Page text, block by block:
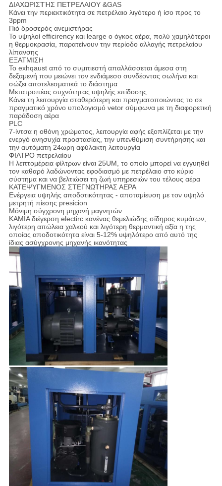
ΔΙΑΧΩΡΙΣΤΉΣ ΠΕΤΡΕΛΑΙΟΥ &GAS
Κάνει την περιεκτικότητα σε πετρέλαιο λιγότερο ή ίσο προς το
3ppm
Πιό δροσερός ανεμιστήρας
Το υψηλοί efficirency και learge ο όγκος αέρα, πολύ χαμηλότεροι
η θερμοκρασία, παρατείνουν την περίοδο αλλαγής πετρελαίου
λίπανσης
ΕΞΑΤΜΙΣΗ
Το exhqaust από το συμπιεστή απαλλάσσεται άμεσα στη
δεξαμενή που μειώνει τον ενδιάμεσο συνδέοντας σωλήνα και
σώζει αποτελεσματικά το διάστημα
Μετατροπέας συχνότητας υψηλής επίδοσης
Κάνει τη λειτουργία σταθερότερη και πραγματοποιώντας το σε
πραγματικό χρόνο υπολογισμό vetor σύμφωνα με τη διαφορετική
παράδοση αέρα
PLC
7-ίντσα η οθόνη χρώματος, λειτουργία αφής εξοπλίζεται με την
ενεργό ανησυχία προστασίας, την υπενθύμιση συντήρησης και
την αυτόματη 24ωρη αφύλακτη λειτουργία
ΦΙΛΤΡΟ πετρελαίου
Η λεπτομέρεια φίλτρων είναι 25UM, το οποίο μπορεί να εγγυηθεί
τον καθαρό λαδώνοντας εφοδιασμό με πετρέλαιο στο κύριο
σύστημα και να βελτιώσει τη ζωή υπηρεσιών του τέλους αέρα
ΚΑΤΕΨΥΓΜΕΝΟΣ ΣΤΕΓΝΩΤΗΡΑΣ ΑΕΡΑ
Ενέργεια υψηλής αποδοτικότητας - αποταμίευση με τον υψηλό
μετρητή πίεσης presicion
Μόνιμη σύγχρονη μηχανή μαγνητών
ΚΑΜΙΑ διέγερση electirc κανένας θεμελιώδης σίδηρος κυμάτων,
λιγότερη απώλεια χαλκού και λιγότερη θερμαντική αξία η της
οποίας αποδοτικότητα είναι 5-12% υψηλότερο από αυτό της
ίδιας ασύγχρονης μηχανής ικανότητας